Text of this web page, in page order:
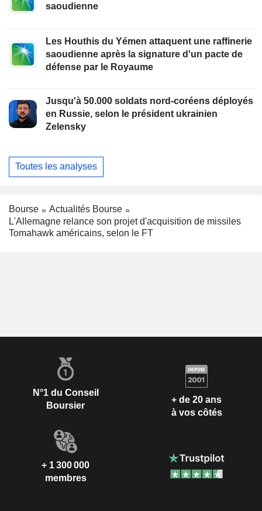
saoudienne
Les Houthis du Yémen attaquent une raffinerie
saoudienne après la signature d'un pacte de
défense par le Royaume
Jusqu'à 50.000 soldats nord-coréens déployés
en Russie, selon le président ukrainien
Zelensky
Toutes les analyses
Bourse
Actualités Bourse
L'Allemagne relance son projet d'acquisition de missiles
Tomahawk américains, selon le FT
N°1 du Conseil
Boursier
+ de 20 ans
à vos côtés
+ 1 300 000
membres